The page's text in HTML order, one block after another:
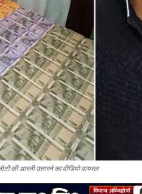
की आरती उतारने का वीडियो वायरल